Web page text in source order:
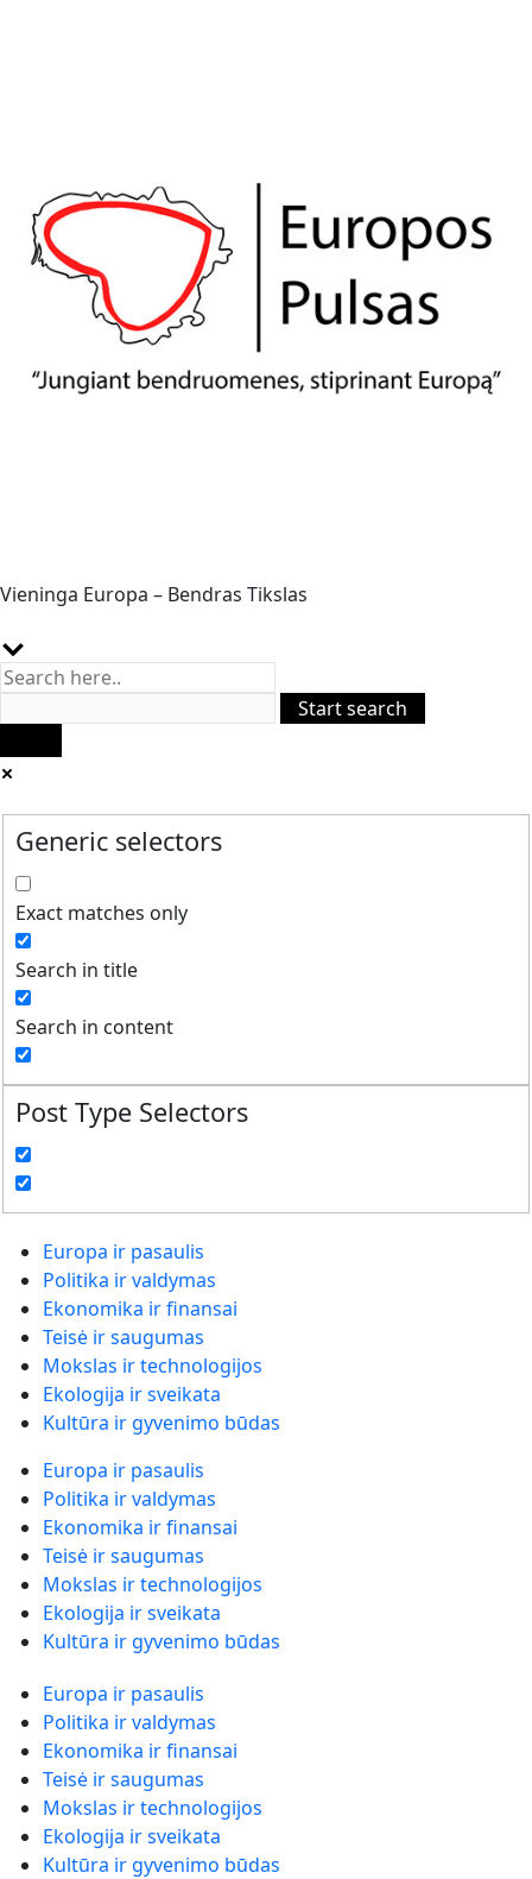
Vieninga Europa – Bendras Tikslas
Generic selectors
Exact matches only
Search in title
Search in content
Post Type Selectors
Europa ir pasaulis
Politika ir valdymas
Ekonomika ir finansai
Teisė ir saugumas
Mokslas ir technologijos
Ekologija ir sveikata
Kultūra ir gyvenimo būdas
Europa ir pasaulis
Politika ir valdymas
Ekonomika ir finansai
Teisė ir saugumas
Mokslas ir technologijos
Ekologija ir sveikata
Kultūra ir gyvenimo būdas
Europa ir pasaulis
Politika ir valdymas
Ekonomika ir finansai
Teisė ir saugumas
Mokslas ir technologijos
Ekologija ir sveikata
Kultūra ir gyvenimo būdas